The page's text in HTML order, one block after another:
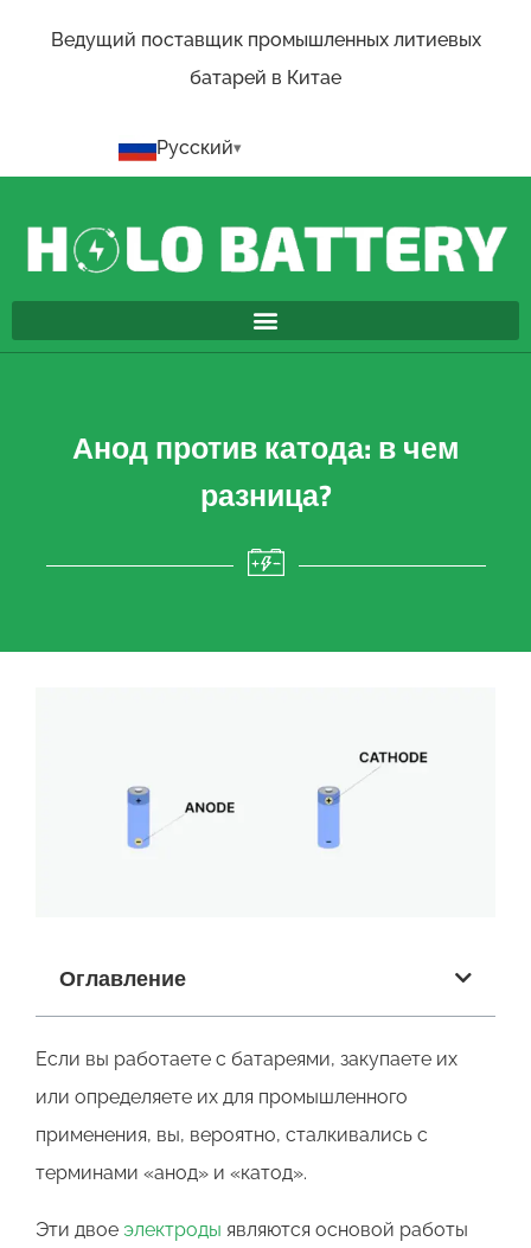
Ведущий поставщик промышленных литиевых
батарей в Китае
Русский
Анод против катода: в чем
разница?
Оглавление
Если вы работаете с батареями, закупаете их
или определяете их для промышленного
применения, вы, вероятно, сталкивались с
терминами «анод» и «катод».
Эти двое электроды являются основой работы